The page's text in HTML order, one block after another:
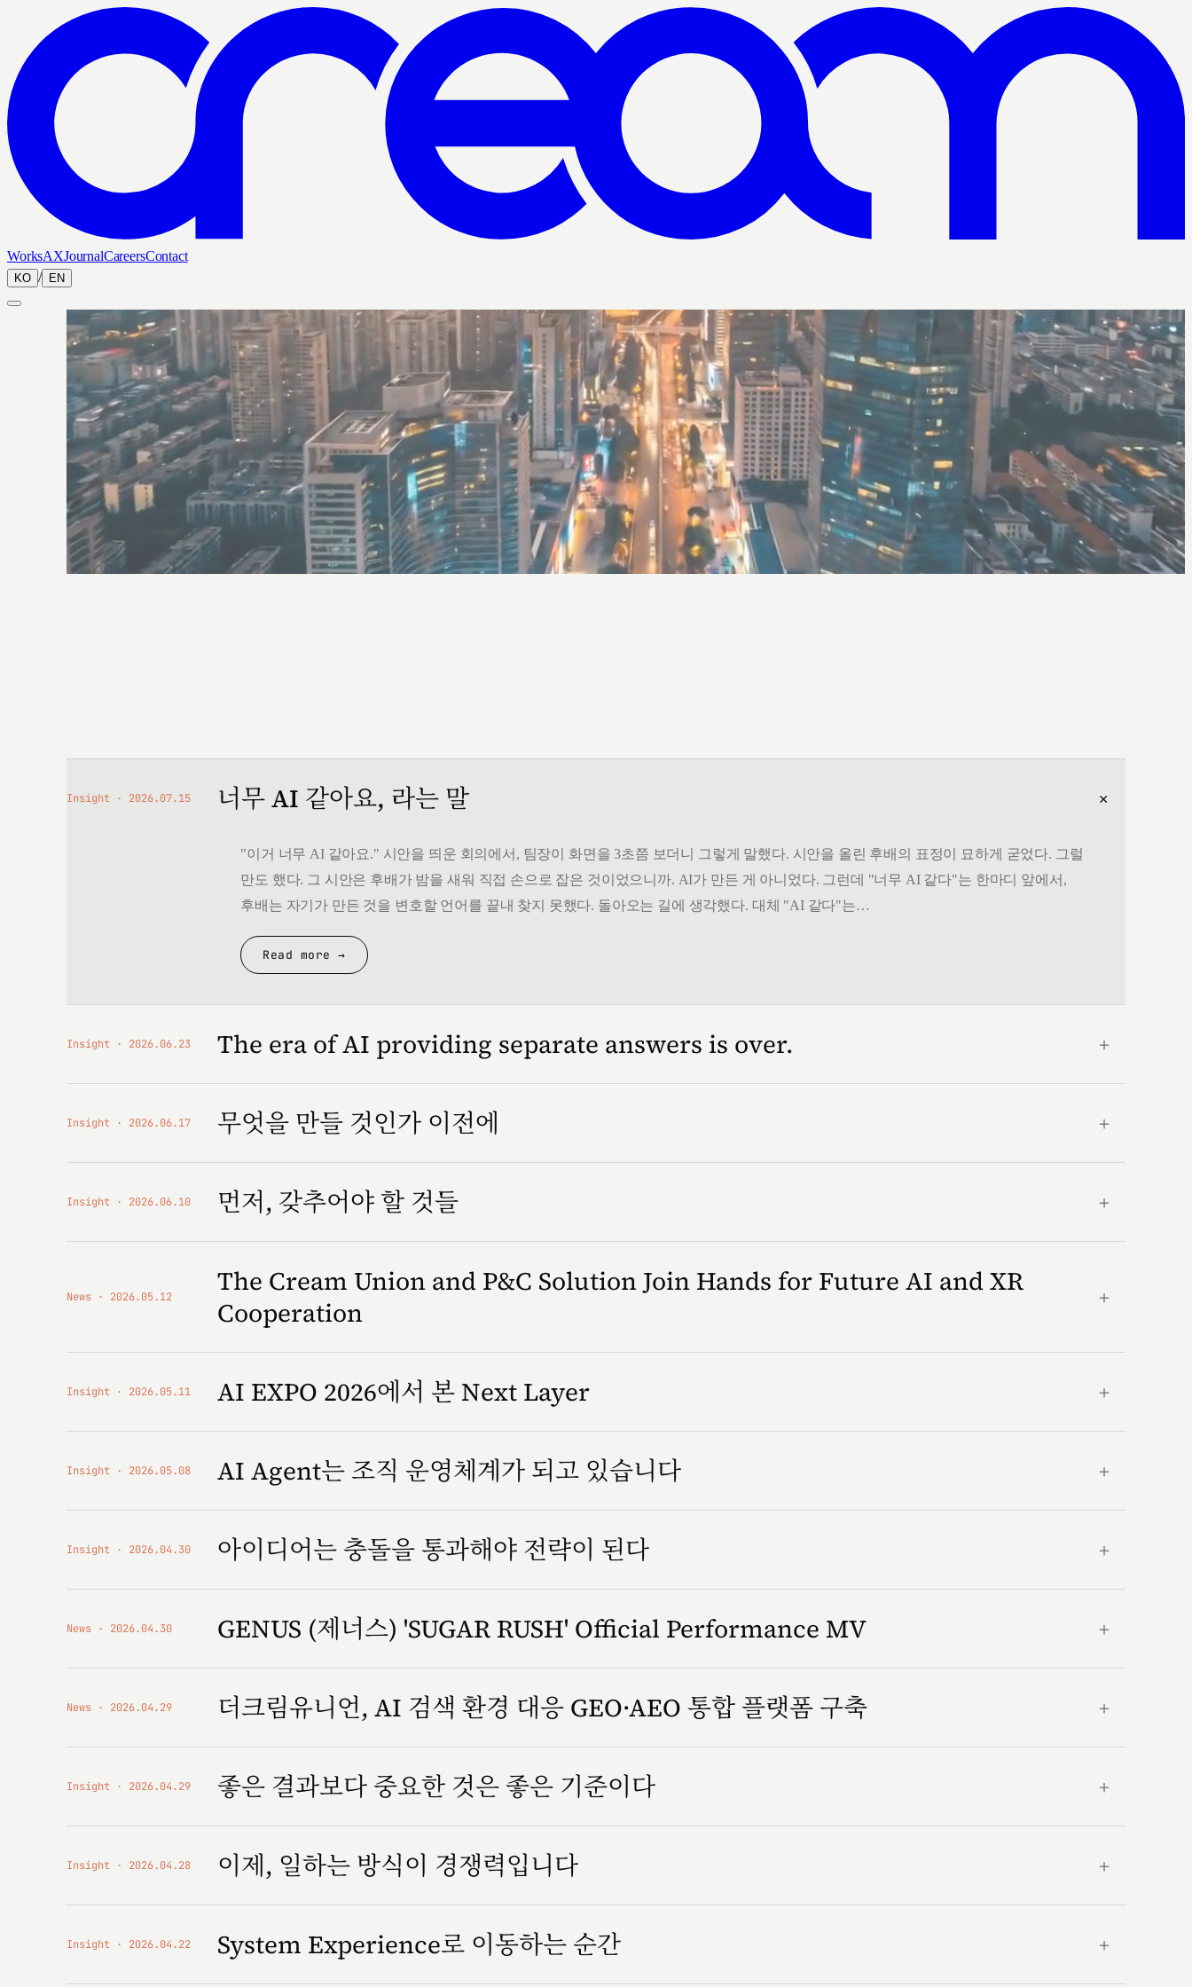
WorksAXJournalCareersContact
KO / EN
Insight 2026.07.15 너무 AI 같아요, 라는 말 ＋
"이거 너무 AI 같아요." 시안을 띄운 회의에서, 팀장이 화면을 3초쯤 보더니 그렇게 말했다. 시안을 올린 후배의 표정이 묘하게 굳었다. 그럴
만도 했다. 그 시안은 후배가 밤을 새워 직접 손으로 잡은 것이었으니까. AI가 만든 게 아니었다. 그런데 "너무 AI 같다"는 한마디 앞에서,
후배는 자기가 만든 것을 변호할 언어를 끝내 찾지 못했다. 돌아오는 길에 생각했다. 대체 "AI 같다"는…
Read more →
Insight 2026.06.23 The era of AI providing separate answers is over. ＋
Insight 2026.06.17 무엇을 만들 것인가 이전에 ＋
Insight 2026.06.10 먼저, 갖추어야 할 것들 ＋
News 2026.05.12
The Cream Union and P&C Solution Join Hands for Future AI and XR
Cooperation
＋
Insight 2026.05.11 AI EXPO 2026에서 본 Next Layer ＋
Insight 2026.05.08 AI Agent는 조직 운영체계가 되고 있습니다 ＋
Insight 2026.04.30 아이디어는 충돌을 통과해야 전략이 된다 ＋
News 2026.04.30 GENUS (제너스) 'SUGAR RUSH' Official Performance MV ＋
News 2026.04.29 더크림유니언, AI 검색 환경 대응 GEO·AEO 통합 플랫폼 구축 ＋
Insight 2026.04.29 좋은 결과보다 중요한 것은 좋은 기준이다 ＋
Insight 2026.04.28 이제, 일하는 방식이 경쟁력입니다 ＋
Insight 2026.04.22 System Experience로 이동하는 순간 ＋